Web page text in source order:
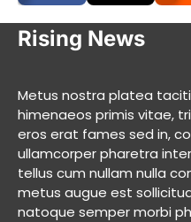
Rising News
Metus nostra platea
himenaeos primis vitae,
eros erat fames sed in,
ullamcorper pharetra
tellus cum nullam nulla
metus augue est
natoque semper morbi